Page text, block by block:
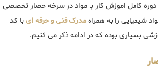
دوره کامل اموزش کار با مواد در سرخه حصار تخصصی
شیمیایی را به همراهمدرک فنی و حرفه ایبا کد
بسیاری بوده که در ادامه ذکر می کنیم.